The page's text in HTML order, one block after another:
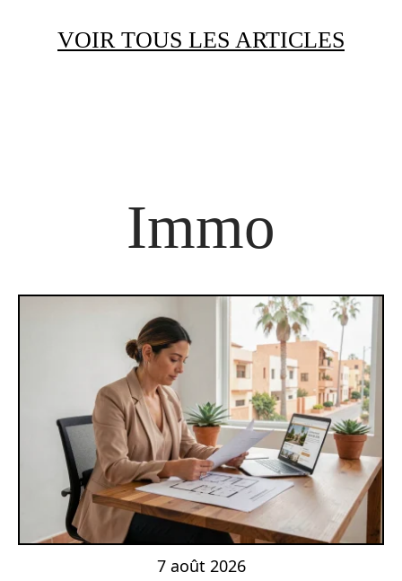
VOIR TOUS LES ARTICLES
Immo
7 août 2026